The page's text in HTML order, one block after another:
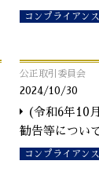
コンプライアン
公正取引委員会
2024/10/30
(令和6年10
勧告等につい
コンプライアン